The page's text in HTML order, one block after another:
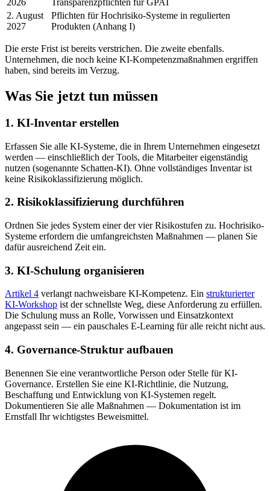
2026
Transparenzpflichten für GPAI
2. August
2027
Pflichten für Hochrisiko-Systeme in regulierten
Produkten (Anhang I)
Die erste Frist ist bereits verstrichen. Die zweite ebenfalls.
Unternehmen, die noch keine KI-Kompetenzmaßnahmen ergriffen
haben, sind bereits im Verzug.
Was Sie jetzt tun müssen
1. KI-Inventar erstellen
Erfassen Sie alle KI-Systeme, die in Ihrem Unternehmen eingesetzt
werden — einschließlich der Tools, die Mitarbeiter eigenständig
nutzen (sogenannte Schatten-KI). Ohne vollständiges Inventar ist
keine Risikoklassifizierung möglich.
2. Risikoklassifizierung durchführen
Ordnen Sie jedes System einer der vier Risikostufen zu. Hochrisiko-
Systeme erfordern die umfangreichsten Maßnahmen — planen Sie
dafür ausreichend Zeit ein.
3. KI-Schulung organisieren
Artikel 4 verlangt nachweisbare KI-Kompetenz. Ein strukturierter
KI-Workshop ist der schnellste Weg, diese Anforderung zu erfüllen.
Die Schulung muss an Rolle, Vorwissen und Einsatzkontext
angepasst sein — ein pauschales E-Learning für alle reicht nicht aus.
4. Governance-Struktur aufbauen
Benennen Sie eine verantwortliche Person oder Stelle für KI-
Governance. Erstellen Sie eine KI-Richtlinie, die Nutzung,
Beschaffung und Entwicklung von KI-Systemen regelt.
Dokumentieren Sie alle Maßnahmen — Dokumentation ist im
Ernstfall Ihr wichtigstes Beweismittel.